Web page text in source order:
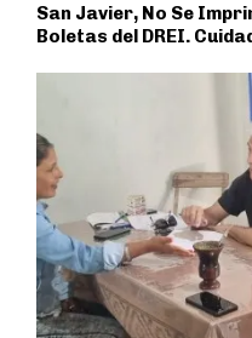
San Javier, No Se
Boletas del DREI.